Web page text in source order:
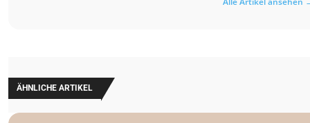
ÄHNLICHE ARTIKEL